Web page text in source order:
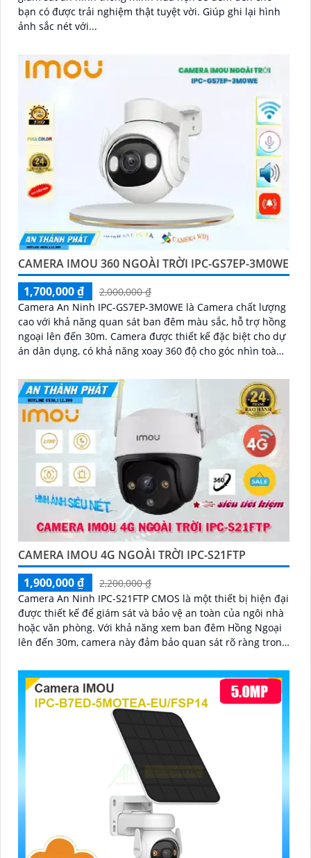
bạn có được trải nghiệm thật tuyệt vời. Giúp ghi lại hình
ảnh sắc nét với...
CAMERA IMOU 360 NGOÀI TRỜI IPC-GS7EP-3M0WE
1,700,000 ₫
2,000,000 ₫
Camera An Ninh IPC-GS7EP-3M0WE là Camera chất lượng
cao với khả năng quan sát ban đêm màu sắc, hỗ trợ hồng
ngoại lên đến 30m. Camera được thiết kế đặc biệt cho dự
án dân dụng, có khả năng xoay 360 độ cho góc nhìn toàn
CAMERA IMOU 4G NGOÀI TRỜI IPC-S21FTP
1,900,000 ₫
2,200,000 ₫
Camera An Ninh IPC-S21FTP CMOS là một thiết bị hiện đại
được thiết kế để giám sát và bảo vệ an toàn của ngôi nhà
hoặc văn phòng. Với khả năng xem ban đêm Hồng Ngoại
lên đến 30m, camera này đảm bảo quan sát rõ ràng trong